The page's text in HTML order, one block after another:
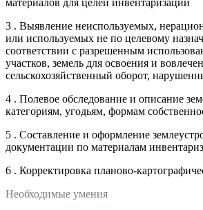
3 . Выявление неиспользуемых,
или используемых не по целевому
соответствии с разрешенным
участков, земель для освоения и
сельскохозяйственный оборот,
4 . Полевое обследование и описание
категориям, угодьям, формам
5 . Составление и оформление
документации по материалам
6 . Корректировка планово-
Необходимые умения